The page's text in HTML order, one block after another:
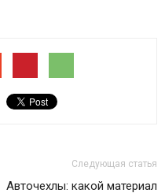
Следующая статья
Авточехлы: какой материал